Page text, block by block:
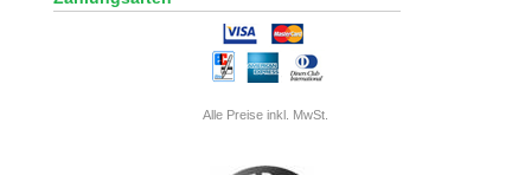
Alle Preise inkl. MwSt.